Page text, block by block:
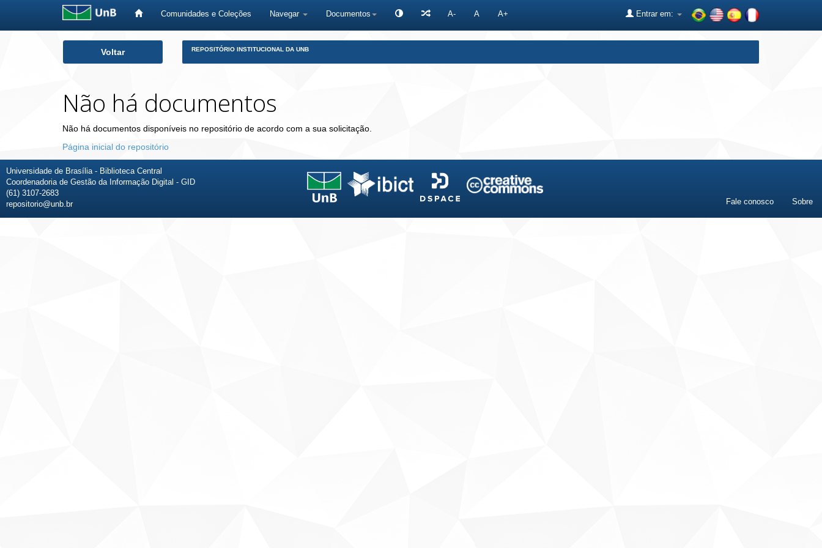
Comunidades e Coleções Navegar Documentos A- A A+ Entrar em:
Voltar REPOSITÓRIO INSTITUCIONAL DA UNB
Não há documentos
Não há documentos disponíveis no repositório de acordo com a sua solicitação.
Página inicial do repositório
Universidade de Brasília - Biblioteca Central
Coordenadoria de Gestão da Informação Digital - GID
(61) 3107-2683
repositorio@unb.br
Fale conosco Sobre